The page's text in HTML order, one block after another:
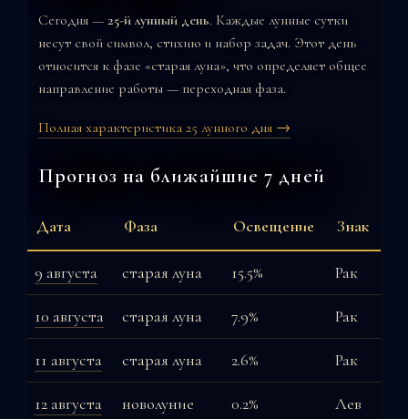
Сегодня — 25-й лунный день. Каждые лунные сутки
несут свой символ, стихию и набор задач. Этот день
относится к фазе «старая луна», что определяет общее
направление работы — переходная фаза.
Полная характеристика 25 лунного дня →
Прогноз на ближайшие 7 дней
Дата Фаза Освещение Знак
9 августа старая луна 15.5% Рак
10 августа старая луна 7.9% Рак
11 августа старая луна 2.6% Рак
12 августа новолуние 0.2% Лев